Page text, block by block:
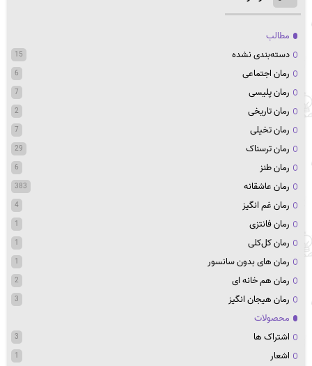
مطالب
دسته‌بندی نشده
15
رمان اجتماعی 6
رمان پلیسی 7
رمان تاریخی 2
رمان تخیلی 7
رمان ترسناک 29
رمان طنز 6
رمان عاشقانه 383
رمان غم انگیز 4
رمان فانتزی 1
رمان کل‌کلی 1
رمان های بدون سانسور 1
رمان هم خانه ای 2
رمان هیجان انگیز 3
محصولات
اشتراک ها
3
اشعار 1